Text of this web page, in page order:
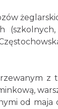
z
od maja